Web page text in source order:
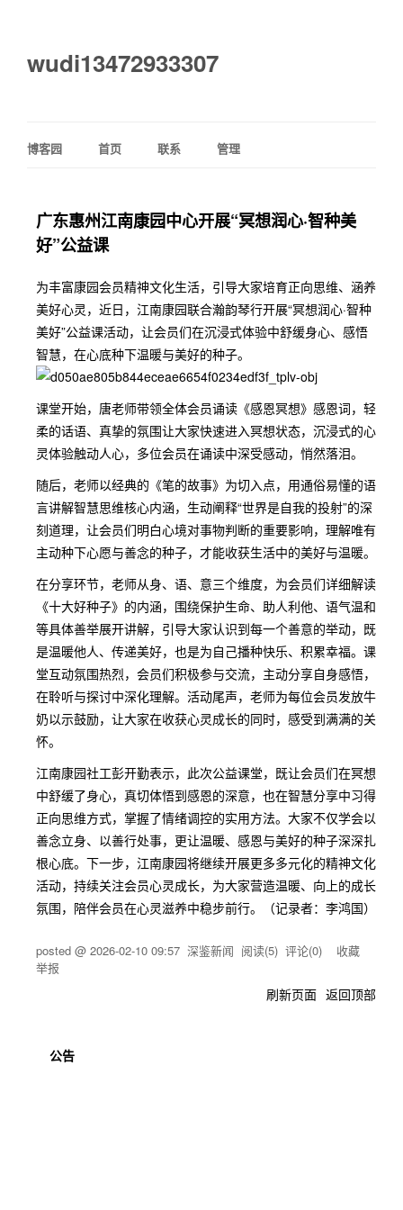
wudi13472933307
博客园 首页 联系 管理
广东惠州江南康园中心开展“冥想润心·智种美
好”公益课
为丰富康园会员精神文化生活，引导大家培育正向思维、涵养
美好心灵，近日，江南康园联合瀚韵琴行开展“冥想润心·智种
美好”公益课活动，让会员们在沉浸式体验中舒缓身心、感悟
智慧，在心底种下温暖与美好的种子。
课堂开始，唐老师带领全体会员诵读《感恩冥想》感恩词，轻
柔的话语、真挚的氛围让大家快速进入冥想状态，沉浸式的心
灵体验触动人心，多位会员在诵读中深受感动，悄然落泪。
随后，老师以经典的《笔的故事》为切入点，用通俗易懂的语
言讲解智慧思维核心内涵，生动阐释“世界是自我的投射”的深
刻道理，让会员们明白心境对事物判断的重要影响，理解唯有
主动种下心愿与善念的种子，才能收获生活中的美好与温暖。
在分享环节，老师从身、语、意三个维度，为会员们详细解读
《十大好种子》的内涵，围绕保护生命、助人利他、语气温和
等具体善举展开讲解，引导大家认识到每一个善意的举动，既
是温暖他人、传递美好，也是为自己播种快乐、积累幸福。课
堂互动氛围热烈，会员们积极参与交流，主动分享自身感悟，
在聆听与探讨中深化理解。活动尾声，老师为每位会员发放牛
奶以示鼓励，让大家在收获心灵成长的同时，感受到满满的关
怀。
江南康园社工彭开勤表示，此次公益课堂，既让会员们在冥想
中舒缓了身心，真切体悟到感恩的深意，也在智慧分享中习得
正向思维方式，掌握了情绪调控的实用方法。大家不仅学会以
善念立身、以善行处事，更让温暖、感恩与美好的种子深深扎
根心底。下一步，江南康园将继续开展更多多元化的精神文化
活动，持续关注会员心灵成长，为大家营造温暖、向上的成长
氛围，陪伴会员在心灵滋养中稳步前行。（记录者：李鸿国）
posted @ 2026-02-10 09:57 深鉴新闻 阅读(5) 评论(0) 收藏
举报
刷新页面 返回顶部
公告